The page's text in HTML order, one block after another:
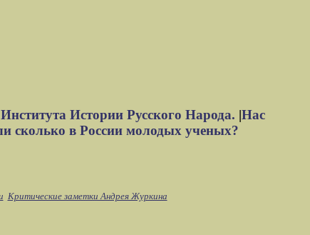
Истории Русского Народа. |Нас
сколько в России молодых ученых?
Критические заметки Андрея Журкина